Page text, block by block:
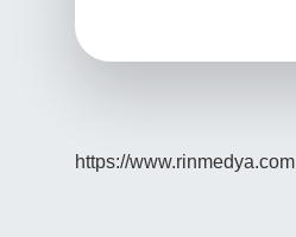
https://www.rinmedya.com